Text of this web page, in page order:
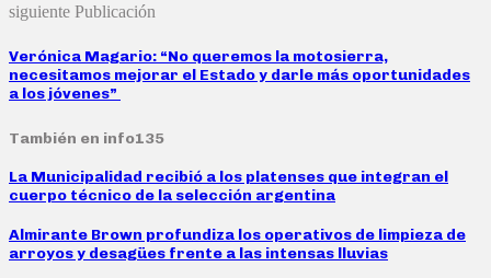
siguiente Publicación
Verónica Magario: “No queremos la motosierra,
necesitamos mejorar el Estado y darle más oportunidades
a los jóvenes”
También en info135
La Municipalidad recibió a los platenses que integran el
cuerpo técnico de la selección argentina
Almirante Brown profundiza los operativos de limpieza de
arroyos y desagües frente a las intensas lluvias